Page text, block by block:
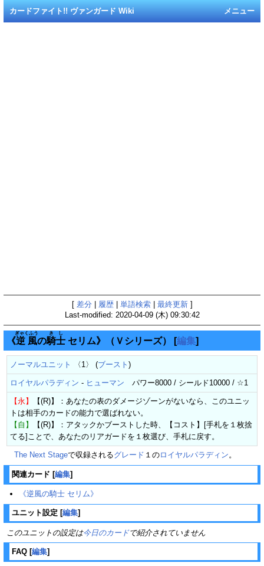
メニュー
カードファイト!! ヴァンガード Wiki
[ 差分 履歴| 単語検索| 最終更新]
Last-modified: 2020-04-09 (木) 09:30:42
《逆風
ぎゃくふう
の騎士
きし
セリム》（Ｖシリーズ） [編集]
ノーマルユニット 〈1〉 (ブースト )
ロイヤルパラディン - ヒューマン パワー8000 / シールド10000 / ☆1
【永】
【(R)】：あなたの表のダメージゾーンがないなら、このユニッ
トは相手のカードの能力で選ばれない。
【自】
【(R)】：アタックかブーストした時、【コスト】[手札を１枚捨
てる]ことで、あなたのリアガードを１枚選び、手札に戻す。
The Next Stageで収録されるグレード １のロイヤルパラディン。
関連カード [編集]
《逆風の騎士 セリム》
ユニット設定 [編集]
このユニットの設定は今日のカードで紹介されていません
FAQ [編集]